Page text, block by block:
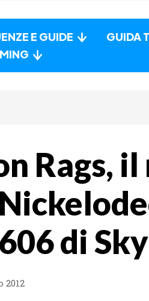
E GUIDE GUIDA
Rags,
di Sky
2012